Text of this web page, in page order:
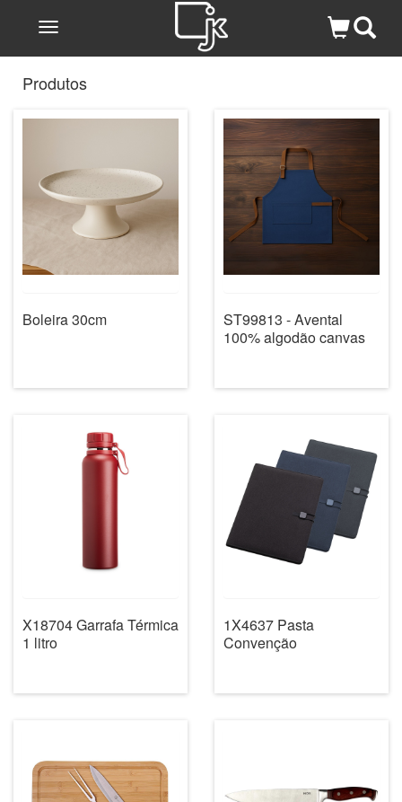
Toggle
Produtos
Boleira 30cm
ST99813 - Avental
100% algodão canvas
X18704 Garrafa Térmica
1 litro
1X4637 Pasta
Convenção